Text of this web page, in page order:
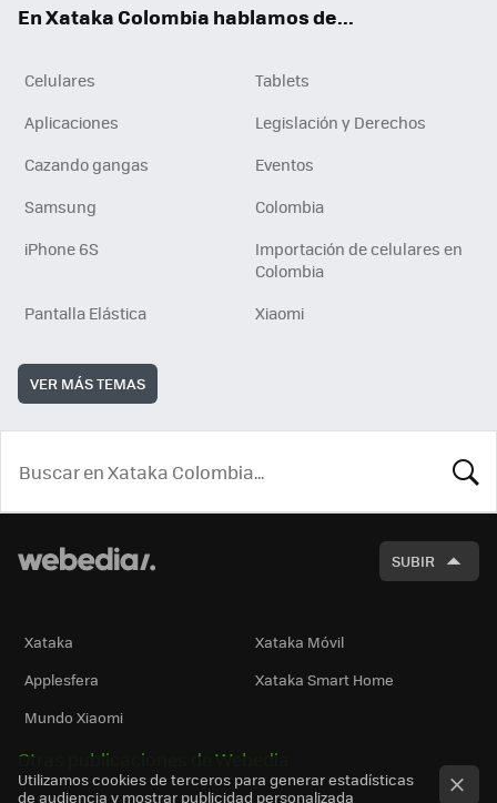
En Xataka Colombia hablamos de...
Celulares
Tablets
Aplicaciones
Legislación y Derechos
Cazando gangas
Eventos
Samsung
Colombia
iPhone 6S
Importación de celulares en
Colombia
Pantalla Elástica
Xiaomi
VER MÁS TEMAS
SUBIR
Xataka
Xataka Móvil
Applesfera
Xataka Smart Home
Mundo Xiaomi
Otras publicaciones de Webedia
Utilizamos cookies de terceros para generar estadísticas
de audiencia y mostrar publicidad personalizada